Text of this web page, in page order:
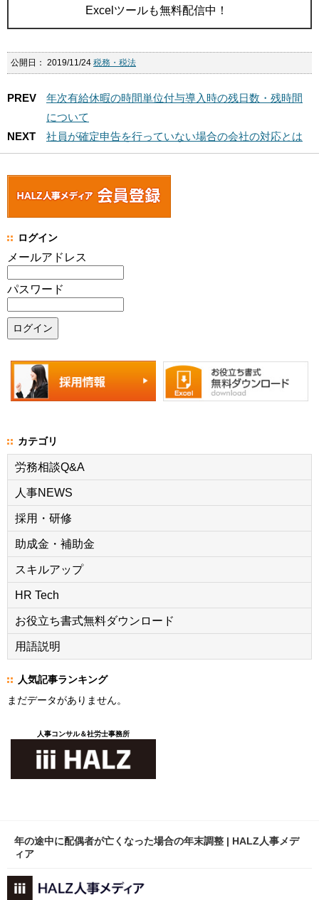
Excelツールも無料配信中！
公開日： 2019/11/24 税務・税法
PREV
年次有給休暇の時間単位付与導入時の残日数・残時間
について
NEXT
社員が確定申告を行っていない場合の会社の対応とは
ログイン
メールアドレス
パスワード
カテゴリ
労務相談Q&A
人事NEWS
採用・研修
助成金・補助金
スキルアップ
HR Tech
お役立ち書式無料ダウンロード
用語説明
人気記事ランキング
まだデータがありません。
人事コンサル＆社労士事務所
年の途中に配偶者が亡くなった場合の年末調整 | HALZ人事メデ
ィア